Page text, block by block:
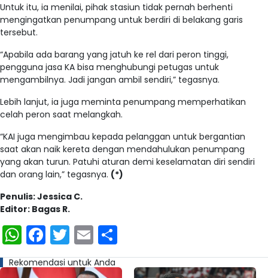
Untuk itu, ia menilai, pihak stasiun tidak pernah berhenti
mengingatkan penumpang untuk berdiri di belakang garis
tersebut.
“Apabila ada barang yang jatuh ke rel dari peron tinggi,
pengguna jasa KA bisa menghubungi petugas untuk
mengambilnya. Jadi jangan ambil sendiri,” tegasnya.
Lebih lanjut, ia juga meminta penumpang memperhatikan
celah peron saat melangkah.
“KAI juga mengimbau kepada pelanggan untuk bergantian
saat akan naik kereta dengan mendahulukan penumpang
yang akan turun. Patuhi aturan demi keselamatan diri sendiri
dan orang lain,” tegasnya. (*)
Penulis: Jessica C.
Editor: Bagas R.
WhatsApp
Facebook
Twitter
Email
Rekomendasi untuk Anda